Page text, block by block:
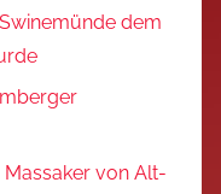
dem
Massaker von Alt-